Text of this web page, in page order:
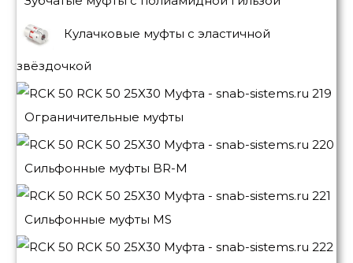
Кулачковые муфты с эластичной
звёздочкой
Ограничительные муфты
Сильфонные муфты BR-M
Сильфонные муфты MS